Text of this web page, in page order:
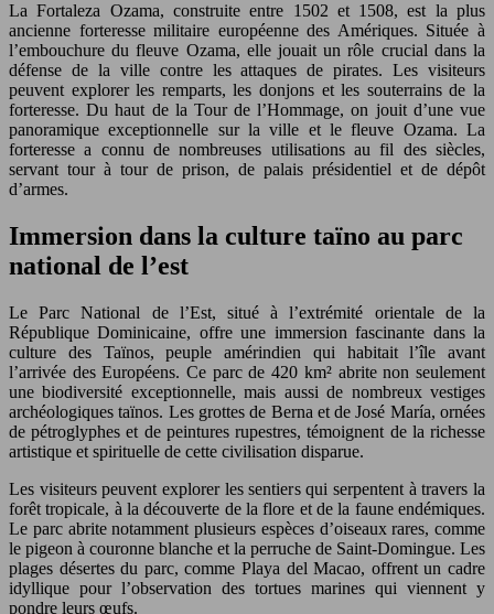
La Fortaleza Ozama, construite entre 1502 et 1508, est la plus
ancienne forteresse militaire européenne des Amériques. Située à
l’embouchure du fleuve Ozama, elle jouait un rôle crucial dans la
défense de la ville contre les attaques de pirates. Les visiteurs
peuvent explorer les remparts, les donjons et les souterrains de la
forteresse. Du haut de la Tour de l’Hommage, on jouit d’une vue
panoramique exceptionnelle sur la ville et le fleuve Ozama. La
forteresse a connu de nombreuses utilisations au fil des siècles,
servant tour à tour de prison, de palais présidentiel et de dépôt
d’armes.
Immersion dans la culture taïno au parc
national de l’est
Le Parc National de l’Est, situé à l’extrémité orientale de la
République Dominicaine, offre une immersion fascinante dans la
culture des Taïnos, peuple amérindien qui habitait l’île avant
l’arrivée des Européens. Ce parc de 420 km² abrite non seulement
une biodiversité exceptionnelle, mais aussi de nombreux vestiges
archéologiques taïnos. Les grottes de Berna et de José María, ornées
de pétroglyphes et de peintures rupestres, témoignent de la richesse
artistique et spirituelle de cette civilisation disparue.
Les visiteurs peuvent explorer les sentiers qui serpentent à travers la
forêt tropicale, à la découverte de la flore et de la faune endémiques.
Le parc abrite notamment plusieurs espèces d’oiseaux rares, comme
le pigeon à couronne blanche et la perruche de Saint-Domingue. Les
plages désertes du parc, comme Playa del Macao, offrent un cadre
idyllique pour l’observation des tortues marines qui viennent y
pondre leurs œufs.